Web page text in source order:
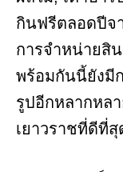
กินฟรีตลอดปีจ
การจำหน่ายสิ
พร้อมกันนี้ยังมี
รูปอีกหลากหล
เยาวราชที่ดีที่